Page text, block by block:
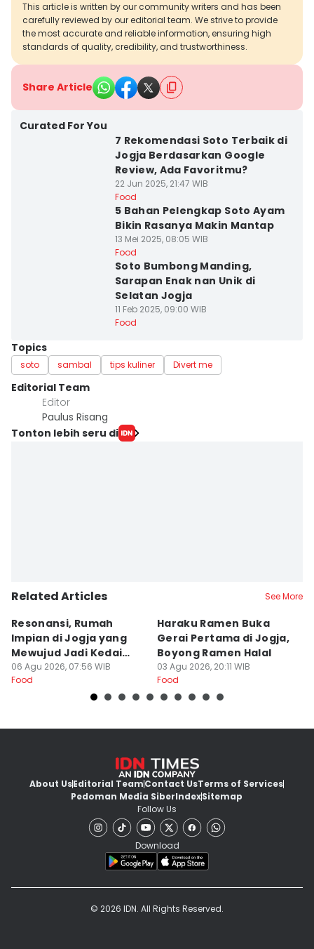
This article is written by our community writers and has been
carefully reviewed by our editorial team. We strive to provide
the most accurate and reliable information, ensuring high
standards of quality, credibility, and trustworthiness.
Share Article
Curated For You
7 Rekomendasi Soto Terbaik di
Jogja Berdasarkan Google
Review, Ada Favoritmu?
22 Jun 2025, 21:47 WIB
Food
5 Bahan Pelengkap Soto Ayam
Bikin Rasanya Makin Mantap
13 Mei 2025, 08:05 WIB
Food
Soto Bumbong Manding,
Sarapan Enak nan Unik di
Selatan Jogja
11 Feb 2025, 09:00 WIB
Food
Topics
soto sambal tips kuliner Divert me
Editorial Team
Editor
Paulus Risang
Tonton lebih seru di
Related Articles See More
Resonansi, Rumah
Impian di Jogja yang
Mewujud Jadi Kedai
Ramen dan Burger
06 Agu 2026, 07:56 WIB
Food
Haraku Ramen Buka
Gerai Pertama di Jogja,
Boyong Ramen Halal
03 Agu 2026, 20:11 WIB
Food
About UsEditorial TeamContact UsTerms of Services
Pedoman Media SiberIndexSitemap
Follow Us
Download
© 2026 IDN. All Rights Reserved.